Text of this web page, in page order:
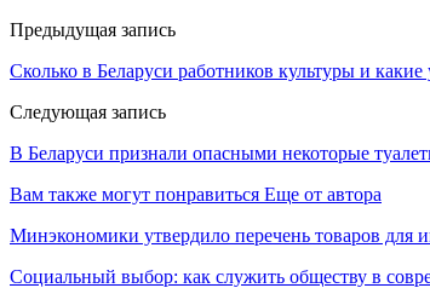
Предыдущая запись
Сколько в Беларуси работников культуры и
Следующая запись
В Беларуси признали опасными некоторые
Вам также могут понравиться Еще от автора
Минэкономики утвердило перечень товаров для
Социальный выбор: как служить обществу в